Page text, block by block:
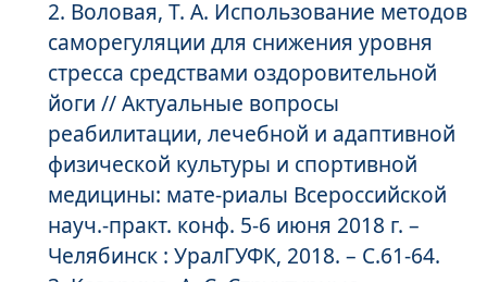
Воловая, Т. А. Использование методов
саморегуляции для снижения уровня
стресса средствами оздоровительной
йоги // Актуальные вопросы
реабилитации, лечебной и адаптивной
физической культуры и спортивной
медицины: мате-риалы Всероссийской
науч.-практ. конф. 5-6 июня 2018 г. –
Челябинск : УралГУФК, 2018. – С.61-64.